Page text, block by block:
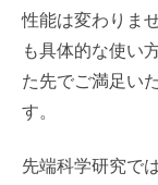
性能は変わりま
も具体的な使い
た先でご満足い
す。
先端科学研究で